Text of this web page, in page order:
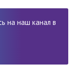
на наш канал в